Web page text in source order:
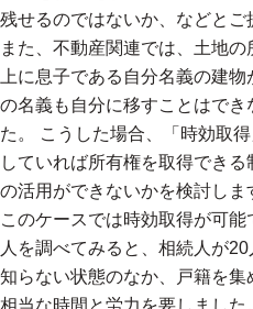
残せるのではないか、などとご
また、不動産関連では、土地
上に息子である自分名義の建
の名義も自分に移すことはで
た。 こうした場合、「時効取
していれば所有権を取得でき
の活用ができないかを検討しま
このケースでは時効取得が可
人を調べてみると、相続人が
知らない状態のなか、戸籍を集
相当な時間と労力を要しました